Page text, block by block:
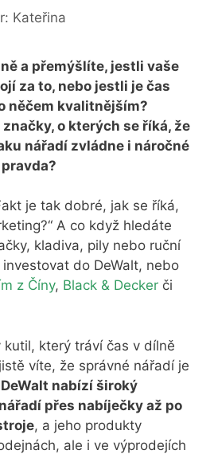
Kateřina
a přemýšlíte, jestli vaše
za to, nebo jestli je čas
něčem kvalitnějším?
o kterých se říká, že
nářadí zvládne i náročné
je tak dobré, jak se říká,
A co když hledáte
kladiva, pily nebo ruční
do DeWalt, nebo
z Číny, Black & Decker či
kutil, který tráví čas v dílně
víte, že správné nářadí je
DeWalt nabízí široký
přes nabíječky až po
, a jeho produkty
ale i ve výprodejích